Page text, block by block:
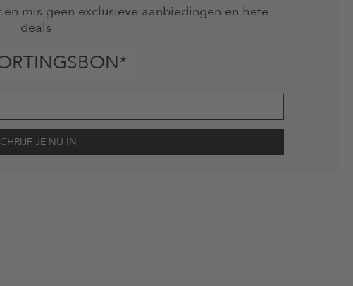
mis geen exclusieve aanbiedingen en hete
deals